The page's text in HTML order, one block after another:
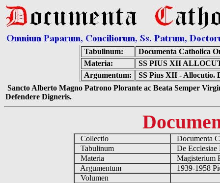
Tabulinum:
Documenta Catholica
Materia:
SS PIUS XII
Argumentum:
SS Pius XII - Allocutio.
Sancto Alberto Magno Patrono Plorante ac Beata Semper
Defendere Digneris.
Collectio
Documenta
Tabulinum
De
Materia
Magisterium
Argumentum
1939-1958
Volumen